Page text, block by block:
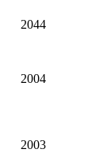
2044
2004
2003